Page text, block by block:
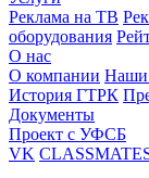
Реклама на ТВ
оборудования
О нас
О компании Наши
История ГТРК
Документы
Проект с УФСБ
VK